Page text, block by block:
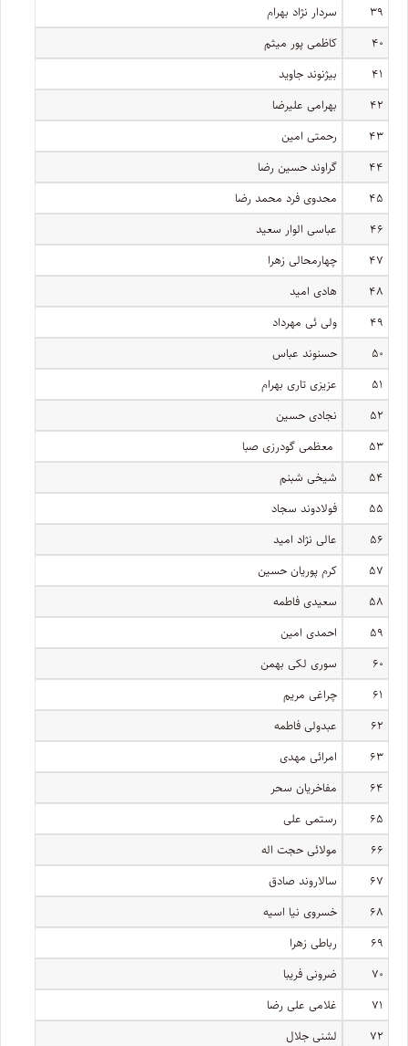
۳۹
سردار نژاد بهرام
۴۰
کاظمی پور میثم
۴۱
بیژنوند جاوید
۴۲
بهرامی علیرضا
۴۳
رحمتی امین
۴۴
گراوند حسین رضا
۴۵
محدوی فرد محمد رضا
۴۶
عباسی الوار سعید
۴۷
چهارمحالی زهرا
۴۸
هادی امید
۴۹
ولی ئی مهرداد
۵۰
حسنوند عباس
۵۱
عزیزی تاری بهرام
۵۲
نجادی حسین
۵۳
معظمی گودرزی صبا
۵۴
شیخی شبنم
۵۵
فولادوند سجاد
۵۶
عالی نژاد امید
۵۷
کرم پوریان حسین
۵۸
سعیدی فاطمه
۵۹
احمدی امین
۶۰
سوری لکی بهمن
۶۱
چراغی مریم
۶۲
عبدولی فاطمه
۶۳
امرائی مهدی
۶۴
مفاخریان سحر
۶۵
رستمی علی
۶۶
مولائی حجت اله
۶۷
سالاروند صادق
۶۸
خسروی نیا اسیه
۶۹
رباطی زهرا
۷۰
ضرونی فریبا
۷۱
غلامی علی رضا
۷۲
لشنی جلال